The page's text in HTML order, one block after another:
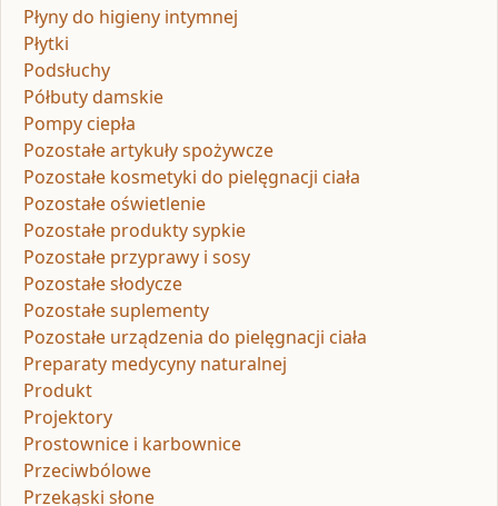
Płyny do higieny intymnej
Płytki
Podsłuchy
Półbuty damskie
Pompy ciepła
Pozostałe artykuły spożywcze
Pozostałe kosmetyki do pielęgnacji ciała
Pozostałe oświetlenie
Pozostałe produkty sypkie
Pozostałe przyprawy i sosy
Pozostałe słodycze
Pozostałe suplementy
Pozostałe urządzenia do pielęgnacji ciała
Preparaty medycyny naturalnej
Produkt
Projektory
Prostownice i karbownice
Przeciwbólowe
Przekąski słone